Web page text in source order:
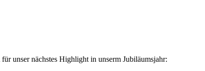
unser nächstes Highlight in unserm Jubiläumsjahr: